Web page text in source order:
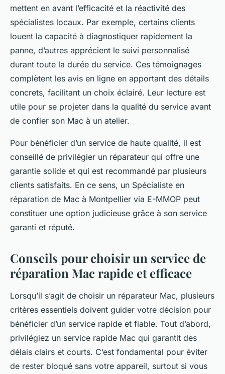
mettent en avant l’efficacité et la réactivité des
spécialistes locaux. Par exemple, certains clients
louent la capacité à diagnostiquer rapidement la
panne, d’autres apprécient le suivi personnalisé
durant toute la durée du service. Ces témoignages
complètent les avis en ligne en apportant des détails
concrets, facilitant un choix éclairé. Leur lecture est
utile pour se projeter dans la qualité du service avant
de confier son Mac à un atelier.
Pour bénéficier d’un service de haute qualité, il est
conseillé de privilégier un réparateur qui offre une
garantie solide et qui est recommandé par plusieurs
clients satisfaits. En ce sens, un Spécialiste en
réparation de Mac à Montpellier via E-MMOP peut
constituer une option judicieuse grâce à son service
garanti et réputé.
Conseils pour choisir un service de
réparation Mac rapide et efficace
Lorsqu’il s’agit de choisir un réparateur Mac, plusieurs
critères essentiels doivent guider votre décision pour
bénéficier d’un service rapide et fiable. Tout d’abord,
privilégiez un service rapide Mac qui garantit des
délais clairs et courts. C’est fondamental pour éviter
de rester bloqué sans votre appareil, surtout si vous